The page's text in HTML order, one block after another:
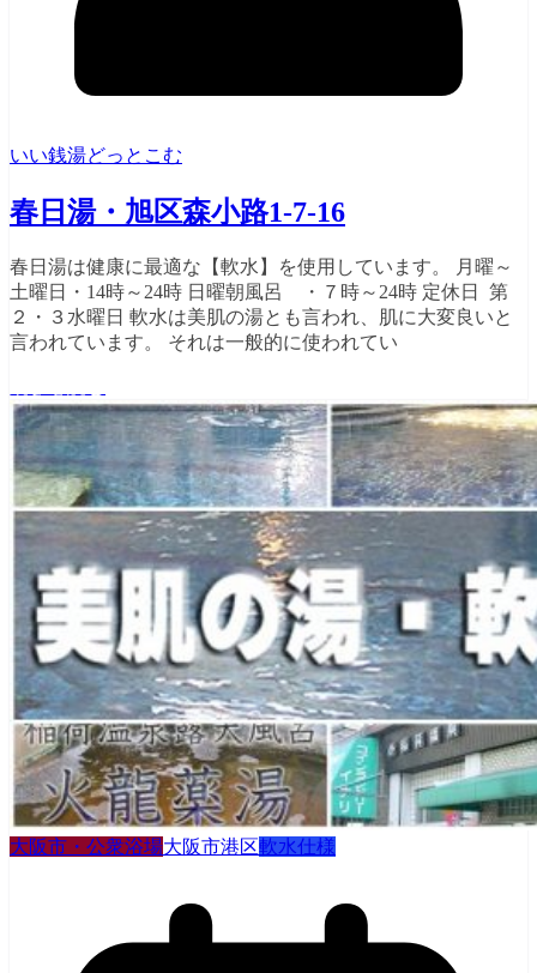
いい銭湯どっとこむ
春日湯・旭区森小路1-7-16
春日湯は健康に最適な【軟水】を使用しています。 月曜～
土曜日・14時～24時 日曜朝風呂 ・７時～24時 定休日 第
２・３水曜日 軟水は美肌の湯とも言われ、肌に大変良いと
言われています。 それは一般的に使われてい
大阪市・公衆浴場大阪市港区軟水仕様